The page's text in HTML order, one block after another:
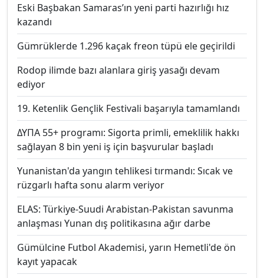
Eski Başbakan Samaras’ın yeni parti hazırlığı hız
kazandı
Gümrüklerde 1.296 kaçak freon tüpü ele geçirildi
Rodop ilimde bazı alanlara giriş yasağı devam
ediyor
19. Ketenlik Gençlik Festivali başarıyla tamamlandı
ΔΥΠΑ 55+ programı: Sigorta primli, emeklilik hakkı
sağlayan 8 bin yeni iş için başvurular başladı
Yunanistan'da yangın tehlikesi tırmandı: Sıcak ve
rüzgarlı hafta sonu alarm veriyor
ELAS: Türkiye-Suudi Arabistan-Pakistan savunma
anlaşması Yunan dış politikasına ağır darbe
Gümülcine Futbol Akademisi, yarın Hemetli'de ön
kayıt yapacak